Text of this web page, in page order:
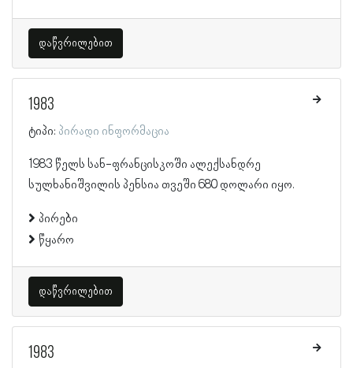
დაწვრილებით
1983
ტიპი: პირადი ინფორმაცია
1983 წელს სან-ფრანცისკოში ალექსანდრე
სულხანიშვილის პენსია თვეში 680 დოლარი იყო.
პირები
წყარო
დაწვრილებით
1983